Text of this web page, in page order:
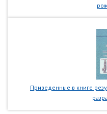
Приведенные в книге